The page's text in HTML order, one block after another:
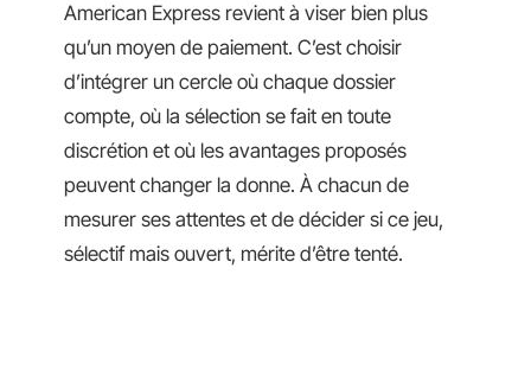
American Express revient à viser bien plus
qu’un moyen de paiement. C’est choisir
d’intégrer un cercle où chaque dossier
compte, où la sélection se fait en toute
discrétion et où les avantages proposés
peuvent changer la donne. À chacun de
mesurer ses attentes et de décider si ce jeu,
sélectif mais ouvert, mérite d’être tenté.